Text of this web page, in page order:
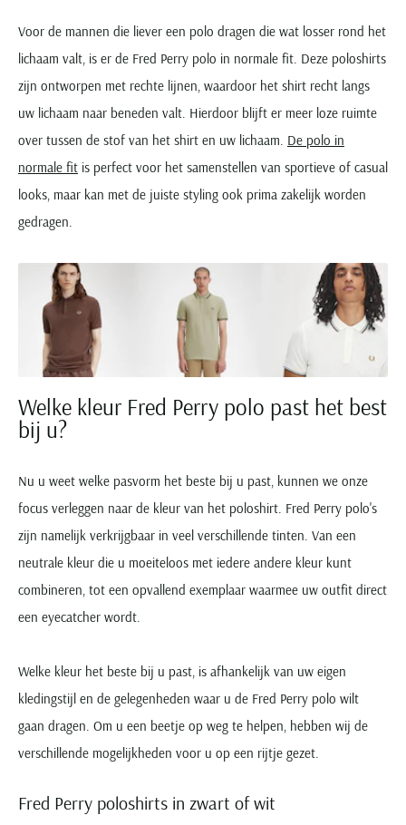
Voor de mannen die liever een polo dragen die wat losser rond het
lichaam valt, is er de Fred Perry polo in normale fit. Deze poloshirts
zijn ontworpen met rechte lijnen, waardoor het shirt recht langs
uw lichaam naar beneden valt. Hierdoor blijft er meer loze ruimte
over tussen de stof van het shirt en uw lichaam. De polo in
normale fit is perfect voor het samenstellen van sportieve of casual
looks, maar kan met de juiste styling ook prima zakelijk worden
gedragen.
Welke kleur Fred Perry polo past het best
bij u?
Nu u weet welke pasvorm het beste bij u past, kunnen we onze
focus verleggen naar de kleur van het poloshirt. Fred Perry polo's
zijn namelijk verkrijgbaar in veel verschillende tinten. Van een
neutrale kleur die u moeiteloos met iedere andere kleur kunt
combineren, tot een opvallend exemplaar waarmee uw outfit direct
een eyecatcher wordt.
Welke kleur het beste bij u past, is afhankelijk van uw eigen
kledingstijl en de gelegenheden waar u de Fred Perry polo wilt
gaan dragen. Om u een beetje op weg te helpen, hebben wij de
verschillende mogelijkheden voor u op een rijtje gezet.
Fred Perry poloshirts in zwart of wit